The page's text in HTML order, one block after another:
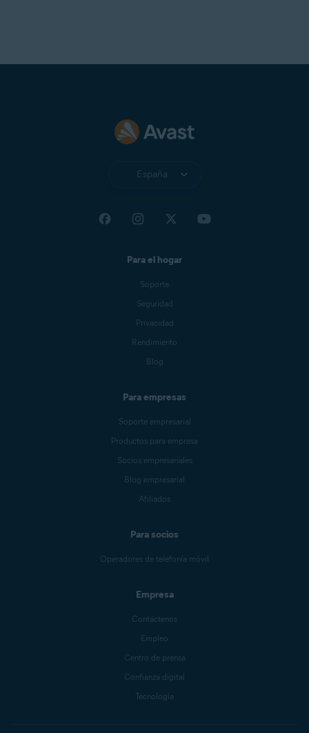
España
Para el hogar
Soporte
Seguridad
Privacidad
Rendimiento
Blog
Para empresas
Soporte empresarial
Productos para empresa
Socios empresariales
Blog empresarial
Afiliados
Para socios
Operadores de telefonía móvil
Empresa
Contáctenos
Empleo
Centro de prensa
Confianza digital
Tecnología